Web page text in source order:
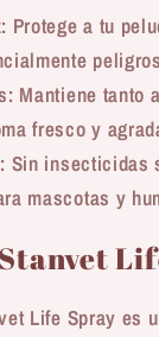
Protege a tu
Mantiene tanto
fresco y
Sin insecticidas
mascotas y
Life Spray es